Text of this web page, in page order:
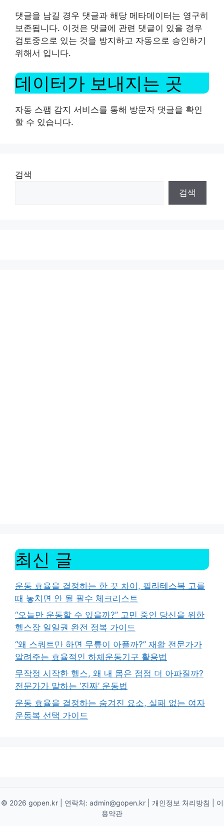
댓글을 남길 경우 댓글과 해당 메타데이터는 영구히
보존됩니다. 이것은 댓글에 관련 댓글이 있을 경우
검토중으로 있는 것을 방지하고 자동으로 승인하기
위해서 입니다.
데이터가 보내지는 곳
자동 스팸 감지 서비스를 통해 방문자 댓글을 확인
할 수 있습니다.
검색
검색
최신 글
운동 효율을 결정하는 한 끗 차이, 필라테스복 고를
때 놓치면 안 될 필수 체크리스트
“오늘만 운동할 수 있을까?” 고민 중인 당신을 위한
헬스장 일일권 완전 정복 가이드
“왜 스쿼트만 하면 무릎이 아플까?” 재활 전문가가
알려주는 효율적인 하체운동기구 활용법
무작정 시작한 헬스, 왜 내 몸은 점점 더 아파질까?
전문가가 말하는 ‘진짜’ 운동법
운동 효율을 결정하는 숨겨진 요소, 실패 없는 여자
운동복 선택 가이드
© 2026 gopen.kr | 연락처: admin@gopen.kr| 개인정보 처리방침
이
용약관